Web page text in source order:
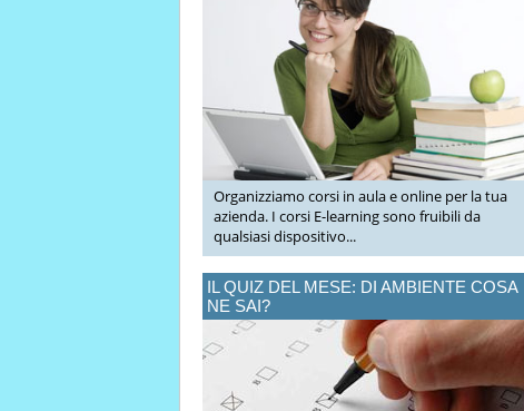
Organizziamo corsi in aula e online per la tua
azienda. I corsi E-learning sono fruibili da
qualsiasi dispositivo...
IL QUIZ DEL MESE: DI AMBIENTE COSA
NE SAI?